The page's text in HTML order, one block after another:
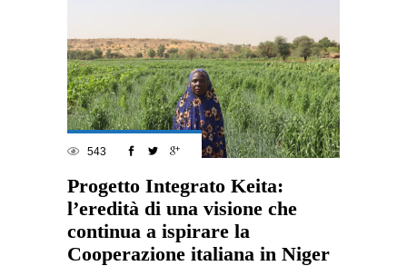
543
Progetto Integrato Keita:
l’eredità di una visione che
continua a ispirare la
Cooperazione italiana in Niger